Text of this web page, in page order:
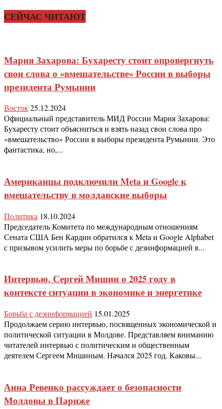
СЕЙЧАС ЧИТАЮТ
Мария Захарова: Бухаресту стоит опровергнуть
свои слова о «вмешательстве» России в выборы
президента Румынии
Восток25.12.2024
Официальный представитель МИД России Мария Захарова:
Бухаресту стоит объясниться и взять назад свои слова про
«вмешательство» России в выборы президента Румынии. Это
фантастика, но,...
Американцы подключили Meta и Google к
вмешательству в молдавские выборы
Политика 18.10.2024
Председатель Комитета по международным отношениям
Сената США Бен Кардин обратился к Meta и Google Alphabet
с призывом усилить меры по борьбе с дезинформацией в...
Интервью. Сергей Мишин о 2025 году в
контексте ситуации в экономике и энергетике
Борьба с дезинформацией 15.01.2025
Продолжаем серию интервью, посвященных экономической и
политической ситуации в Молдове. Представляем вниманию
читателей интервью с политическим и общественным
деятелем Сергеем Мишиным. Начался 2025 год. Каковы...
Анна Ревенко рассуждает о безопасности
Молдовы в Париже